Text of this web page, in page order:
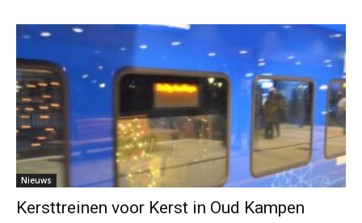
Nieuws
Kersttreinen voor Kerst in Oud Kampen